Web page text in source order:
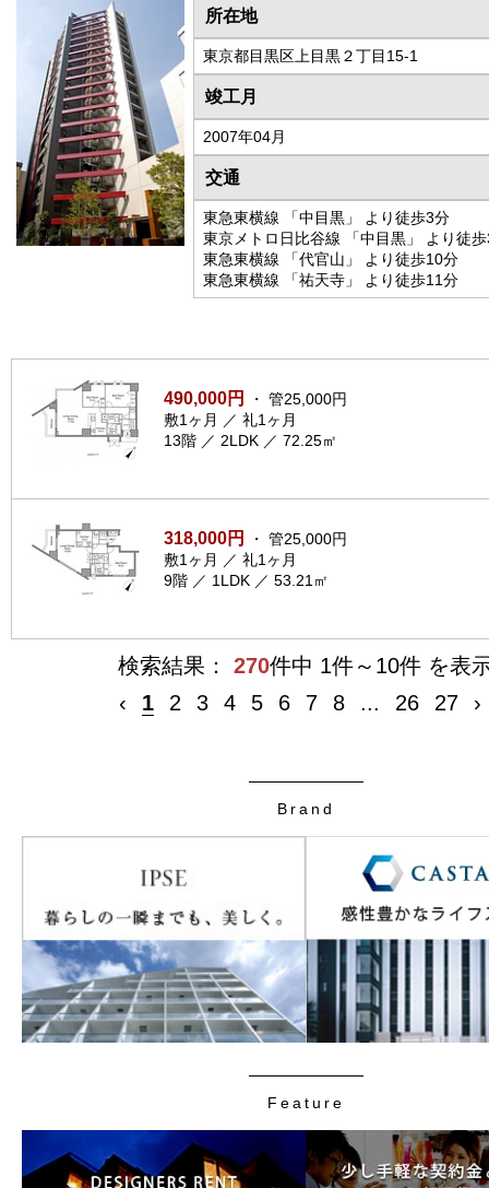
所在地
東京都目黒区上目黒２丁目15-1
竣工月
2007年04月
交通
東急東横線 「中目黒」 より徒歩3分
東京メトロ日比谷線 「中目黒」 より徒
東急東横線 「代官山」 より徒歩10分
東急東横線 「祐天寺」 より徒歩11分
490,000円
・ 管25,000円
敷1ヶ月 ／ 礼1ヶ月
13階 ／ 2LDK ／ 72.25㎡
318,000円
・ 管25,000円
敷1ヶ月 ／ 礼1ヶ月
9階 ／ 1LDK ／ 53.21㎡
検索結果： 270件中 1件～10件 を表
‹
1 2 3 4 5 6 7 8 ... 26 27 ›
Brand
Feature